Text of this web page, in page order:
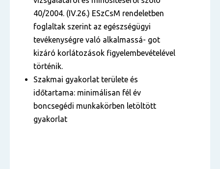
40/2004. (IV.26.) ESzCsM rendeletben
foglaltak szerint az egészségügyi
tevékenységre való alkalmassá- got
kizáró korlátozások figyelembevételével
történik.
Szakmai gyakorlat területe és
időtartama: minimálisan fél év
boncsegédi munkakörben letöltött
gyakorlat